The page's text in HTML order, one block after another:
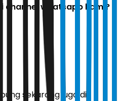
channel whatsapp kami?
sekarang juga di